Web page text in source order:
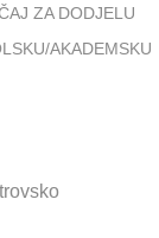
ZA DODJELU
AKADEMSKU